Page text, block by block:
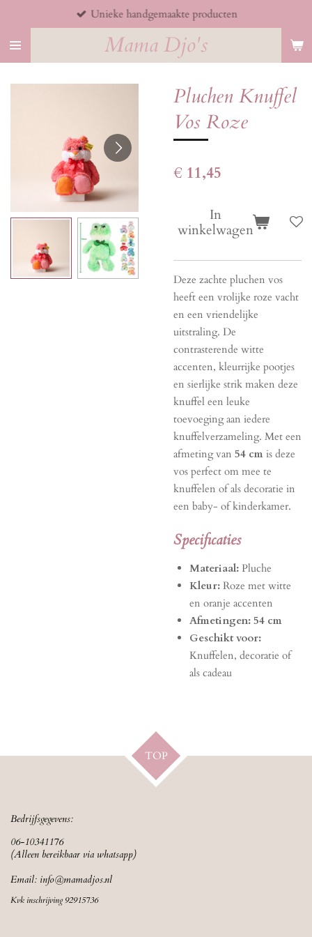
naar
hoofdinhoud
Mama Djo's
Unieke handgemaakte producten
Pluchen Knuffel
Vos Roze
€ 11,45
In
winkelwagen
Deze zachte pluchen vos
heeft een vrolijke roze vacht
en een vriendelijke
uitstraling. De
contrasterende witte
accenten, kleurrijke pootjes
en sierlijke strik maken deze
knuffel een leuke
toevoeging aan iedere
knuffelverzameling. Met een
afmeting van 54 cm is deze
vos perfect om mee te
knuffelen of als decoratie in
een baby- of kinderkamer.
Specificaties
Materiaal:Pluche
Kleur:Roze met witte
en oranje accenten
Afmetingen: 54 cm
Geschikt voor:
Knuffelen, decoratie of
als cadeau
TOP
Bedrijfsgegevens:
06-10341176
(Alleen bereikbaar via whatsapp)
Email: info@mamadjos.nl
Kvk inschrijving 92915736